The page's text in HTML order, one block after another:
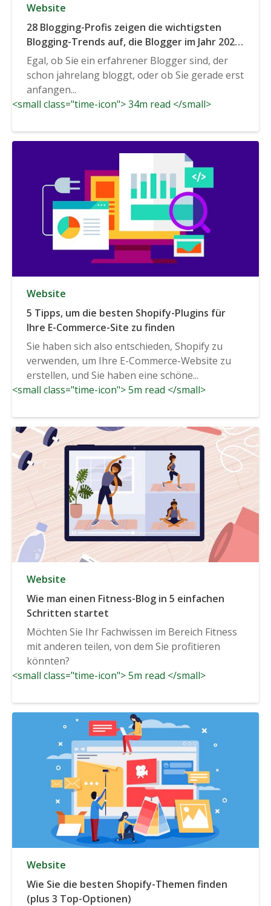
Website
28 Blogging-Profis zeigen die wichtigsten
Blogging-Trends auf, die Blogger im Jahr 2020
und darüber hinaus kennen sollten
Egal, ob Sie ein erfahrener Blogger sind, der
schon jahrelang bloggt, oder ob Sie gerade erst
anfangen...
<small class="time-icon"> 34m read </small>
Website
5 Tipps, um die besten Shopify-Plugins für
Ihre E-Commerce-Site zu finden
Sie haben sich also entschieden, Shopify zu
verwenden, um Ihre E-Commerce-Website zu
erstellen, und Sie haben eine schöne...
<small class="time-icon"> 5m read </small>
Website
Wie man einen Fitness-Blog in 5 einfachen
Schritten startet
Möchten Sie Ihr Fachwissen im Bereich Fitness
mit anderen teilen, von dem Sie profitieren
könnten?
<small class="time-icon"> 5m read </small>
Website
Wie Sie die besten Shopify-Themen finden
(plus 3 Top-Optionen)